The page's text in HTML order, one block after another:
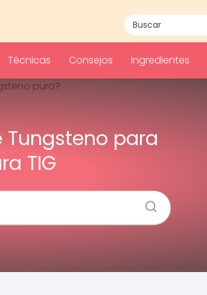
Técnicas Consejos Ingredientes
Tungsteno para
TIG